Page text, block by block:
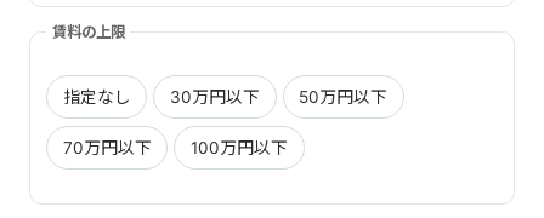
賃料の上限
指定なし 30万円以下 50万円以下
70万円以下 100万円以下